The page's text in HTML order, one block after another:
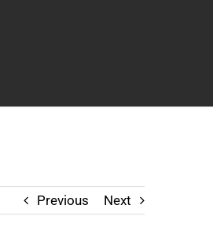
Previous Next